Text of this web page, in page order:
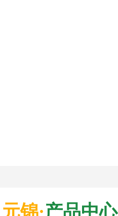
元锦·产品中心